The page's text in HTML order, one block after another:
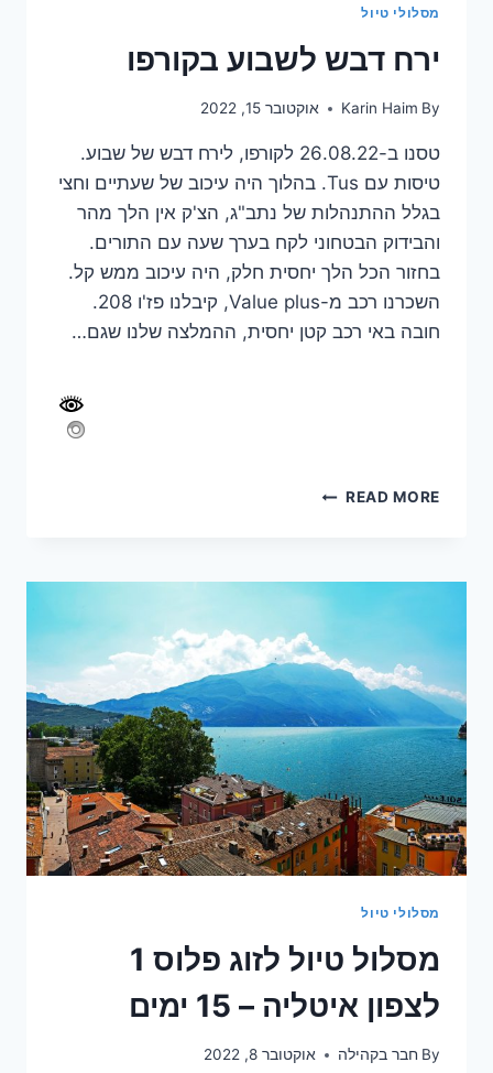
מסלולי טיול
ירח דבש לשבוע בקורפו
By
Karin Haim אוקטובר 15, 2022
טסנו ב-26.08.22 לקורפו, לירח דבש של שבוע.
טיסות עם Tus. בהלוך היה עיכוב של שעתיים וחצי
בגלל ההתנהלות של נתב"ג, הצ'ק אין הלך מהר
והבידוק הבטחוני לקח בערך שעה עם התורים.
בחזור הכל הלך יחסית חלק, היה עיכוב ממש קל.
השכרנו רכב מ-Value plus, קיבלנו פז'ו 208.
חובה באי רכב קטן יחסית, ההמלצה שלנו שגם…
READ MOREירח
מסלולי טיול
מסלול טיול לזוג פלוס 1
לצפון איטליה – 15 ימים
By חבר בקהילה אוקטובר 8, 2022